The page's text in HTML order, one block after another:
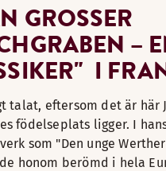
GROSSER H
–
I
talat, eftersom det är här
födelseplats ligger. I
som "Den unge
honom berömd i hela